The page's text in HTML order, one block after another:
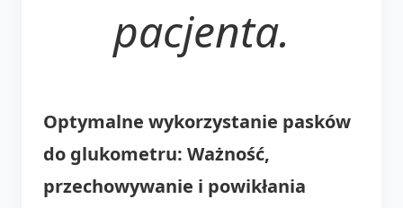
pacjenta.
Optymalne wykorzystanie pasków
do glukometru: Ważność,
przechowywanie i powikłania